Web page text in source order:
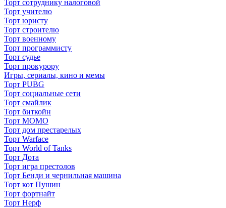
Торт сотруднику налоговой
Торт учителю
Торт юристу
Торт строителю
Торт военному
Торт программисту
Торт судье
Торт прокурору
Игры, сериалы, кино и мемы
Торт PUBG
Торт социальные сети
Торт смайлик
Торт биткойн
Торт МОМО
Торт дом престарелых
Торт Warface
Торт World of Tanks
Торт Дота
Торт игра престолов
Торт Бенди и чернильная машина
Торт кот Пушин
Торт фортнайт
Торт Нерф